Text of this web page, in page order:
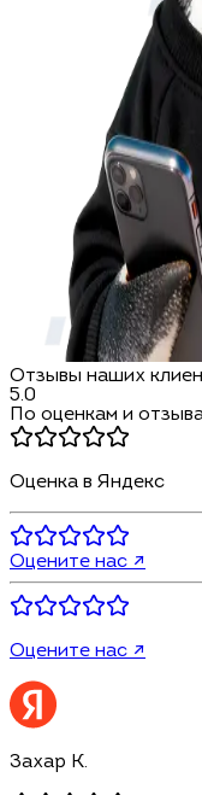
Отзывы наших
5.0
По оценкам и
Оценка в Яндекс
Оцените нас ↗
Оцените нас ↗
Захар К.